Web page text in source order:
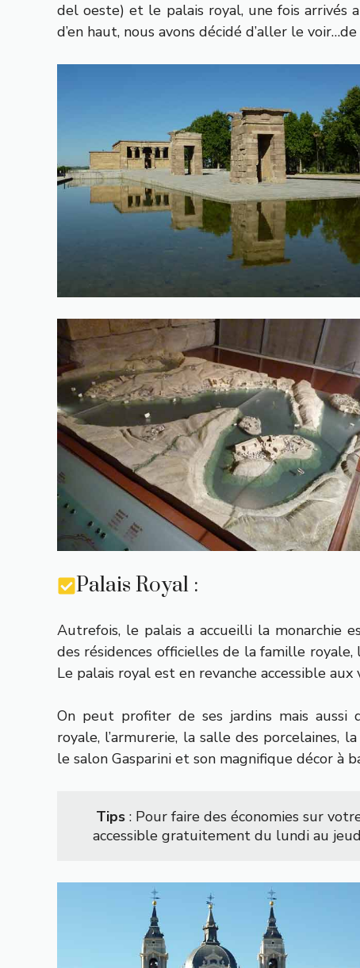
del oeste) et le palais royal, une fois arrivés
d’en haut, nous avons décidé d’aller le
Palais Royal :
Autrefois, le palais a accueilli la monarchie
des résidences officielles de la famille
Le palais royal est en revanche accessible
On peut profiter de ses jardins mais aussi
royale, l’armurerie, la salle des porcelaines,
le salon Gasparini et son magnifique décor à
Tips : Pour faire des économies sur
accessible gratuitement du lundi au